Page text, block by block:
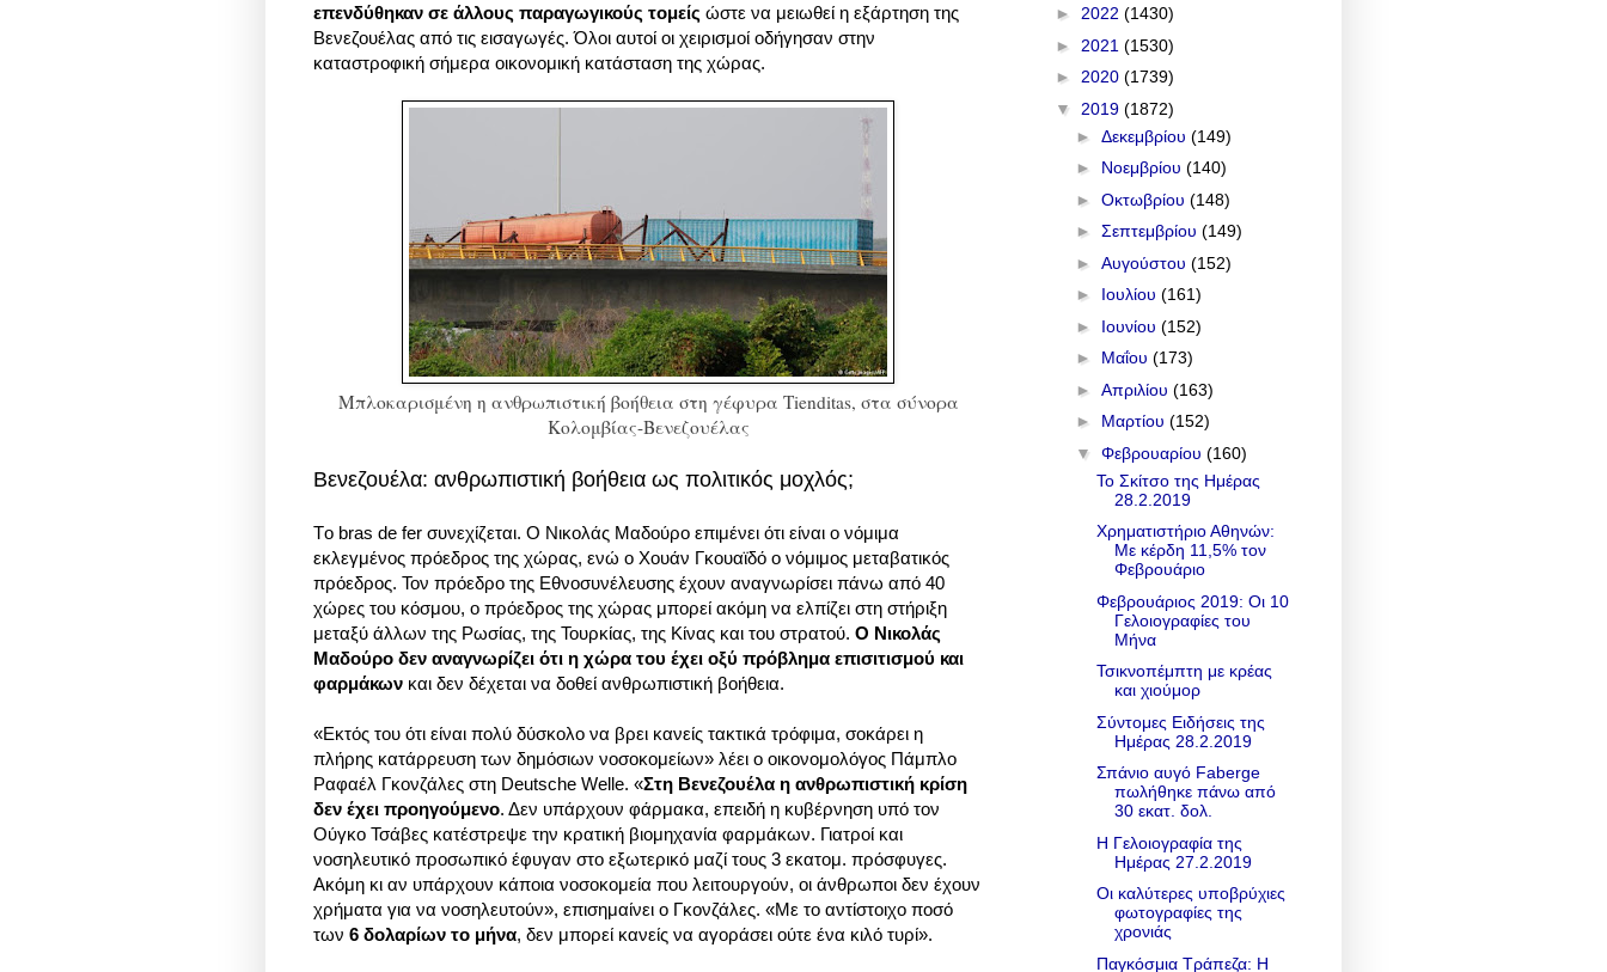
επενδύθηκαν σε άλλους παραγωγικούς τομείς ώστε να μειωθεί η εξάρτηση της
Βενεζουέλας από τις εισαγωγές. Όλοι αυτοί οι χειρισμοί οδήγησαν στην
καταστροφική σήμερα οικονομική κατάσταση της χώρας.
Μπλοκαρισμένη η ανθρωπιστική βοήθεια στη γέφυρα Tienditas, στα σύνορα
Κολομβίας-Βενεζουέλας
Βενεζουέλα: ανθρωπιστική βοήθεια ως πολιτικός μοχλός;
Τo bras de fer συνεχίζεται. Ο Νικολάς Μαδούρο επιμένει ότι είναι ο νόμιμα
εκλεγμένος πρόεδρος της χώρας, ενώ ο Χουάν Γκουαϊδό ο νόμιμος μεταβατικός
πρόεδρος. Τον πρόεδρο της Εθνοσυνέλευσης έχουν αναγνωρίσει πάνω από 40
χώρες του κόσμου, ο πρόεδρος της χώρας μπορεί ακόμη να ελπίζει στη στήριξη
μεταξύ άλλων της Ρωσίας, της Τουρκίας, της Κίνας και του στρατού. Ο Νικολάς
Μαδούρο δεν αναγνωρίζει ότι η χώρα του έχει οξύ πρόβλημα επισιτισμού και
φαρμάκων και δεν δέχεται να δοθεί ανθρωπιστική βοήθεια.
«Εκτός του ότι είναι πολύ δύσκολο να βρει κανείς τακτικά τρόφιμα, σοκάρει η
πλήρης κατάρρευση των δημόσιων νοσοκομείων» λέει ο οικονομολόγος Πάμπλο
Ραφαέλ Γκονζάλες στη Deutsche Welle. «Στη Βενεζουέλα η ανθρωπιστική κρίση
δεν έχει προηγούμενο. Δεν υπάρχουν φάρμακα, επειδή η κυβέρνηση υπό τον
Ούγκο Τσάβες κατέστρεψε την κρατική βιομηχανία φαρμάκων. Γιατροί και
νοσηλευτικό προσωπικό έφυγαν στο εξωτερικό μαζί τους 3 εκατομ. πρόσφυγες.
Ακόμη κι αν υπάρχουν κάποια νοσοκομεία που λειτουργούν, οι άνθρωποι δεν έχουν
χρήματα για να νοσηλευτούν», επισημαίνει ο Γκονζάλες. «Με το αντίστοιχο ποσό
των 6 δολαρίων το μήνα, δεν μπορεί κανείς να αγοράσει ούτε ένα κιλό τυρί».
► 2022 (1430)
► 2021 (1530)
► 2020 (1739)
▼ 2019 (1872)
► Δεκεμβρίου (149)
► Νοεμβρίου (140)
► Οκτωβρίου (148)
► Σεπτεμβρίου (149)
► Αυγούστου (152)
► Ιουλίου (161)
► Ιουνίου (152)
► Μαΐου (173)
► Απριλίου (163)
► Μαρτίου (152)
▼ Φεβρουαρίου (160)
Το Σκίτσο της Ημέρας
28.2.2019
Χρηματιστήριο Αθηνών:
Με κέρδη 11,5% τον
Φεβρουάριο
Φεβρουάριος 2019: Οι 10
Γελοιογραφίες του
Μήνα
Τσικνοπέμπτη με κρέας
και χιούμορ
Σύντομες Ειδήσεις της
Ημέρας 28.2.2019
Σπάνιο αυγό Faberge
πωλήθηκε πάνω από
30 εκατ. δολ.
Η Γελοιογραφία της
Ημέρας 27.2.2019
Οι καλύτερες υποβρύχιες
φωτογραφίες της
χρονιάς
Παγκόσμια Τράπεζα: Η